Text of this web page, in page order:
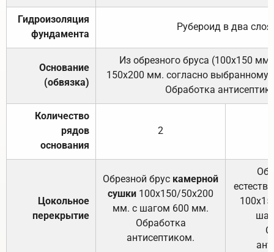
Гидроизоляция
фундамента
Рубероид в два слоя.
Основание
(обвязка)
Из обрезного бруса (100х150
150х200 мм. согласно выбранному
Обработка
Количество
рядов
основания
2
Цокольное
перекрытие
Обрезной брус камерной
сушки 100х150/50х200
мм. с шагом 600 мм.
Обработка
антисептиком.